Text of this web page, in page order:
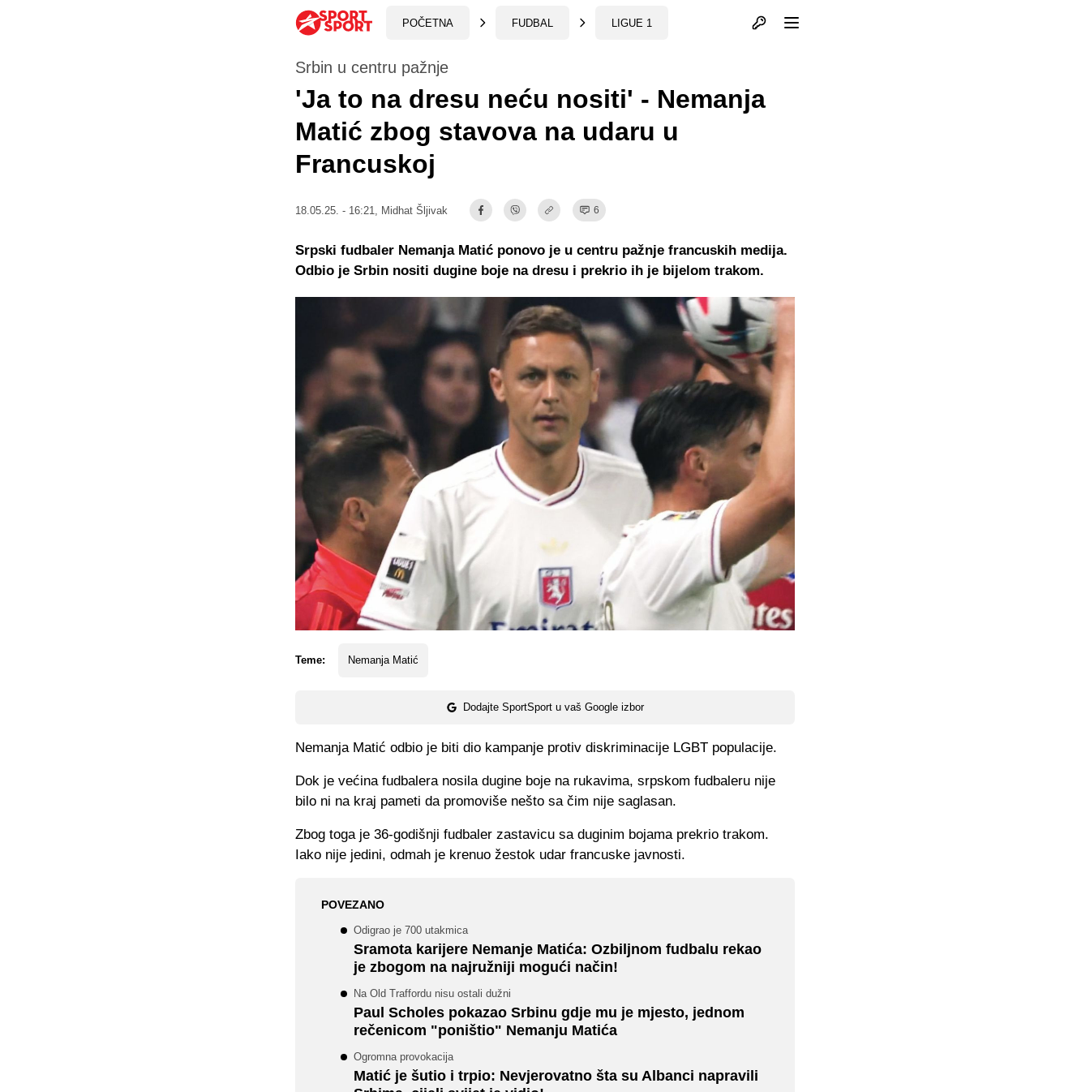
POČETNA FUDBAL LIGUE 1 Otvori profil
Srbin u centru pažnje
'Ja to na dresu neću nositi' - Nemanja
Matić zbog stavova na udaru u
Francuskoj
18.05.25. - 16:21, Midhat Šljivak 6
Teme: Nemanja Matić
Dodajte SportSport u vaš Google izbor
Srpski fudbaler Nemanja Matić ponovo je u centru pažnje francuskih medija.
Odbio je Srbin nositi dugine boje na dresu i prekrio ih je bijelom trakom.
Nemanja Matić odbio je biti dio kampanje protiv diskriminacije LGBT populacije.
Dok je većina fudbalera nosila dugine boje na rukavima, srpskom fudbaleru nije
bilo ni na kraj pameti da promoviše nešto sa čim nije saglasan.
Zbog toga je 36-godišnji fudbaler zastavicu sa duginim bojama prekrio trakom.
Iako nije jedini, odmah je krenuo žestok udar francuske javnosti.
POVEZANO
Odigrao je 700 utakmica
Sramota karijere Nemanje Matića: Ozbiljnom fudbalu rekao
je zbogom na najružniji mogući način!
Na Old Traffordu nisu ostali dužni
Paul Scholes pokazao Srbinu gdje mu je mjesto, jednom
rečenicom "poništio" Nemanju Matića
Ogromna provokacija
Matić je šutio i trpio: Nevjerovatno šta su Albanci napravili